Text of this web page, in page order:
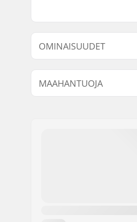
OMINAISUUDET
BMX Brake:
MAAHANTUOJA